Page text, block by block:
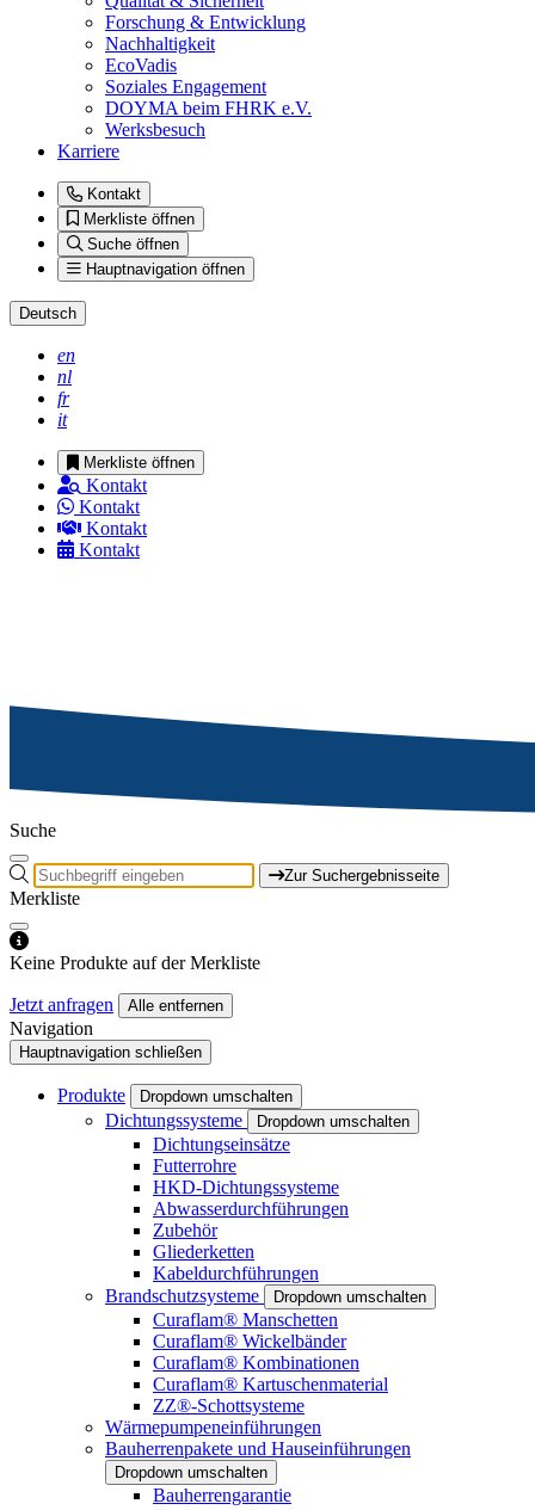
Forschung & Entwicklung
Nachhaltigkeit
EcoVadis
Soziales Engagement
DOYMA beim FHRK e.V.
Werksbesuch
Karriere
Kontakt
Merkliste öffnen
Suche öffnen
Hauptnavigation öffnen
Deutsch
en
nl
fr
it
Merkliste öffnen
Kontakt
Kontakt
Kontakt
Kontakt
Suche
Zur Suchergebnisseite
Merkliste
Keine Produkte auf der Merkliste
Jetzt anfragen Alle entfernen
Navigation
Hauptnavigation schließen
Produkte Dropdown umschalten
Dichtungssysteme Dropdown umschalten
Dichtungseinsätze
Futterrohre
HKD-Dichtungssysteme
Abwasserdurchführungen
Zubehör
Gliederketten
Kabeldurchführungen
Brandschutzsysteme
Dropdown umschalten
Curaflam® Manschetten
Curaflam® Wickelbänder
Curaflam® Kombinationen
Curaflam® Kartuschenmaterial
ZZ®-Schottsysteme
Wärmepumpeneinführungen
Bauherrenpakete und Hauseinführungen
Dropdown umschalten
Bauherrengarantie